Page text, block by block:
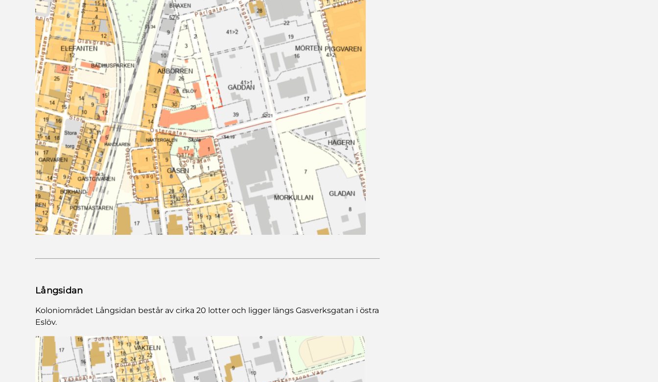
Långsidan
Koloniområdet Långsidan består av cirka 20 lotter och ligger längs Gasverksgatan i östra
Eslöv.